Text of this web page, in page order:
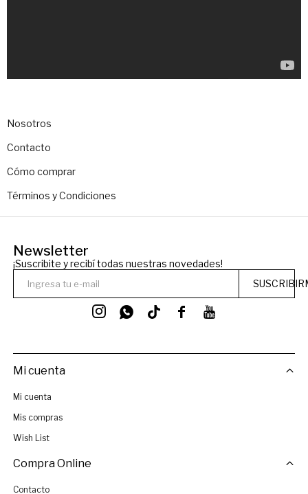
Nosotros
Contacto
Cómo comprar
Términos y Condiciones
Newsletter
¡Suscribite y recibí todas nuestras novedades!
 
 
Mi cuenta
Mi cuenta
Mis compras
Wish List
Compra Online
Contacto